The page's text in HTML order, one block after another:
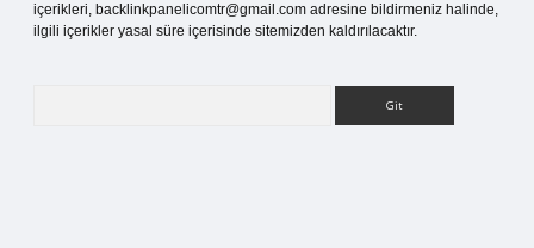
içerikleri, backlinkpanelicomtr@gmail.com adresine bildirmeniz halinde,
ilgili içerikler yasal süre içerisinde sitemizden kaldırılacaktır.